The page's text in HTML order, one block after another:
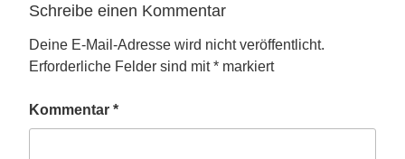
Schreibe einen Kommentar
Deine E-Mail-Adresse wird nicht veröffentlicht.
Erforderliche Felder sind mit* markiert
Kommentar *